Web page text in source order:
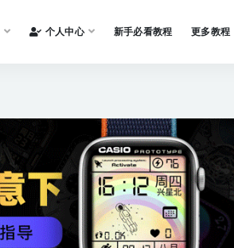
个人中心 新手必看教程 更多教程